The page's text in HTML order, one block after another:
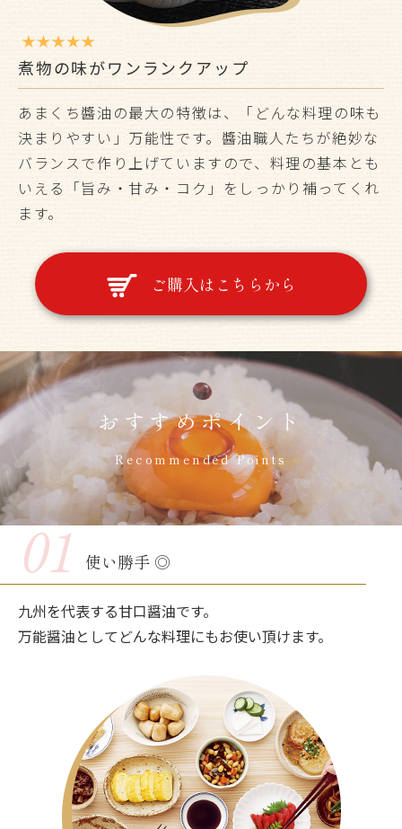
煮物の味がワンランクアップ
あまくち醬油の最大の特徴は、「どんな料理の味も
決まりやすい」万能性です。醬油職人たちが絶妙な
バランスで作り上げていますので、料理の基本とも
いえる「旨み・甘み・コク」をしっかり補ってくれ
ます。
ご購入はこちらから
おすすめポイント
Recommended Points
使い勝手 ◎
01
九州を代表する甘口醤油です。
万能醤油としてどんな料理にもお使い頂けます。